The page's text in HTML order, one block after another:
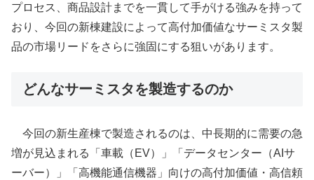
プロセス、商品設計までを一貫して手がける強みを持って
おり、今回の新棟建設によって高付加価値なサーミスタ製
品の市場リードをさらに強固にする狙いがあります。
どんなサーミスタを製造するのか
今回の新生産棟で製造されるのは、中長期的に需要の急
増が見込まれる「車載（EV）」「データセンター（AIサ
ーバー）」「高機能通信機器」向けの高付加価値・高信頼